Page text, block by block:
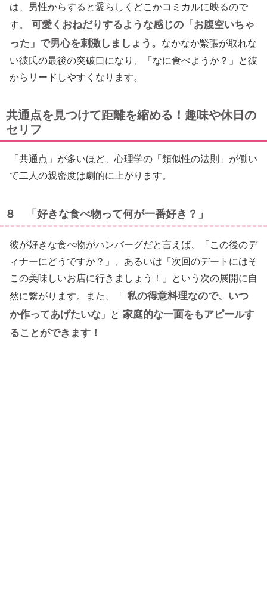
は、男性からすると愛らしくどこかコミカルに映るので
す。
可愛くおねだりするような感じの「お腹空いちゃ
った」で男心を刺激しましょう。
なかなか緊張が取れな
い彼氏の最後の突破口になり、「なに食べようか？」と彼
からリードしやすくなります。
共通点を見つけて距離を縮める！趣味や休日の
セリフ
「共通点」が多いほど、心理学の「類似性の法則」が働い
て二人の親密度は劇的に上がります。
８ 「好きな食べ物って何が一番好き？」
彼が好きな食べ物がハンバーグだと言えば、「この後のデ
ィナーにどうですか？」、あるいは「次回のデートにはそ
この美味しいお店に行きましょう！」という次の展開に自
然に繋がります。また、「
私の得意料理なので、いつ
か作ってあげたいな 」と 家庭的な一面をもアピールす
ることができます！